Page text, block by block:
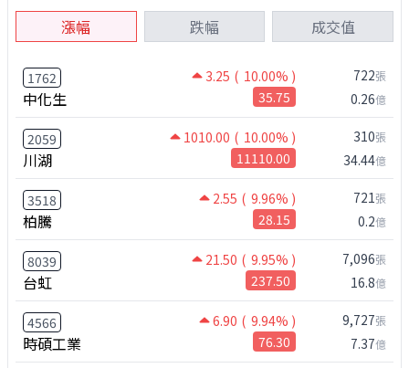
漲幅 跌幅 成交值
1762 3.25 ( 10.00% )
中化生 35.75
722張
0.26億
2059 1010.00 ( 10.00% )
川湖 11110.00
310張
34.44億
3518 2.55 ( 9.96% )
柏騰 28.15
721張
0.2億
8039 21.50 ( 9.95% )
台虹 237.50
7,096張
16.8億
4566 6.90 ( 9.94% )
時碩工業 76.30
9,727張
7.37億